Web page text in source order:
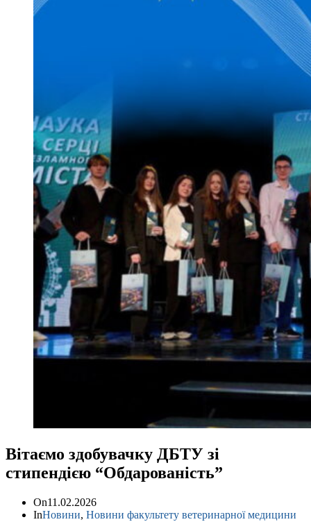
Вітаємо здобувачку ДБТУ зі
стипендією “Обдарованість”
On11.02.2026
InНовини, Новини факультету ветеринарної медицини